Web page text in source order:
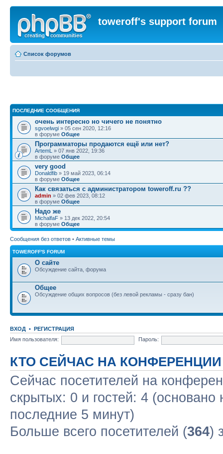
toweroff's support forum
Список форумов
ПОСЛЕДНИЕ СООБЩЕНИЯ
очень интересно но чичего не понятно
sgvoelwgi » 05 сен 2020, 12:16
в форуме Общее
Программаторы продаются ещё или нет?
ArtemL » 07 янв 2022, 19:36
в форуме Общее
very good
Donaldfib » 19 май 2023, 06:14
в форуме Общее
Как связаться с администратором toweroff.ru ??
admin » 02 фев 2023, 08:12
в форуме Общее
Надо же
MichalfaF » 13 дек 2022, 20:54
в форуме Общее
Сообщения без ответов • Активные темы
TOWEROFF'S FORUM
О сайте
Обсуждение сайта, форума
Общее
Обсуждение общих вопросов (без левой рекламы - сразу бан)
ВХОД • РЕГИСТРАЦИЯ
Имя пользователя:
Пароль:
КТО СЕЙЧАС НА КОНФЕРЕНЦИИ
Сейчас посетителей на
скрытых: 0 и гостей: 4 (основано
последние 5 минут)
Больше всего посетителей (364)